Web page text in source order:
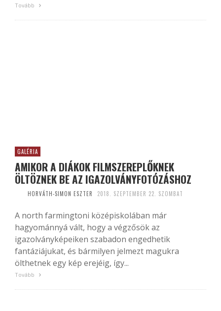
Tovább
GALÉRIA
AMIKOR A DIÁKOK FILMSZEREPLŐKNEK
ÖLTÖZNEK BE AZ IGAZOLVÁNYFOTÓZÁSHOZ
HORVÁTH-SIMON ESZTER 2018. SZEPTEMBER 22. SZOMBAT
A north farmingtoni középiskolában már
hagyománnyá vált, hogy a végzősök az
igazolványképeiken szabadon engedhetik
fantáziájukat, és bármilyen jelmezt magukra
ölthetnek egy kép erejéig, így...
Tovább